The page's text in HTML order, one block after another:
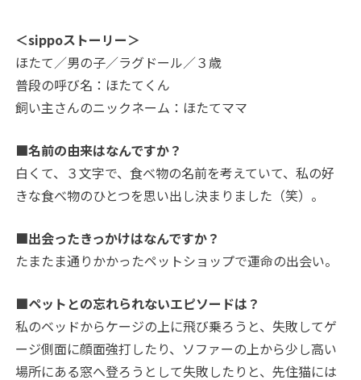
＜sippoストーリー＞
ほたて／男の子／ラグドール／３歳
普段の呼び名：ほたてくん
飼い主さんのニックネーム：ほたてママ
■名前の由来はなんですか？
白くて、３文字で、食べ物の名前を考えていて、私の好
きな食べ物のひとつを思い出し決まりました（笑）。
■出会ったきっかけはなんですか？
たまたま通りかかったペットショップで運命の出会い。
■ペットとの忘れられないエピソードは？
私のベッドからケージの上に飛び乗ろうと、失敗してゲ
ージ側面に顔面強打したり、ソファーの上から少し高い
場所にある窓へ登ろうとして失敗したりと、先住猫には